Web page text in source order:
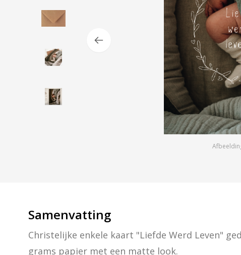
Samenvatting
Christelijke enkele kaart "Liefde Werd Leven"
grams papier met een matte look.